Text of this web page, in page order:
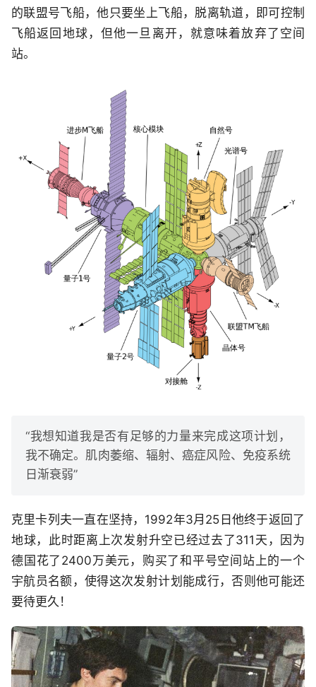
的联盟号飞船，他只要坐上飞船，脱离轨道，即可控制
飞船返回地球，但他一旦离开，就意味着放弃了空间
站。
“我想知道我是否有足够的力量来完成这项计划，
我不确定。肌肉萎缩、辐射、癌症风险、免疫系统
日渐衰弱”
克里卡列夫一直在坚持，1992年3月25日他终于返回了
地球，此时距离上次发射升空已经过去了311天，因为
德国花了2400万美元，购买了和平号空间站上的一个
宇航员名额，使得这次发射计划能成行，否则他可能还
要待更久！